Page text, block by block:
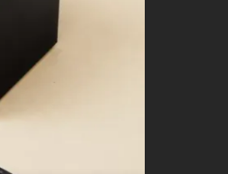
Verliere nie wieder
etwas! Review:
Samsung Galaxy
SmartTag 2